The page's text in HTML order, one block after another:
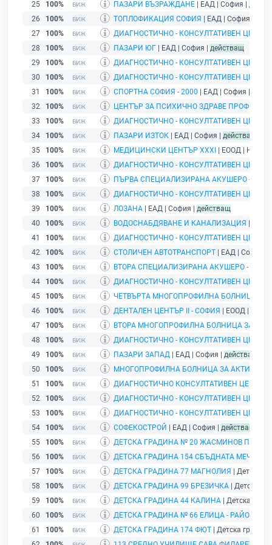
25
100% ПАЗАРИ ВЪЗРАЖДАНЕ | ЕАД | София |
26
100% ТОПЛОФИКАЦИЯ СОФИЯ | ЕАД | София |
27
100%
ДИАГНОСТИЧНО - КОНСУЛТАТИВЕН ЦЕНТЪР
28
100% ПАЗАРИ ЮГ | ЕАД | София | действащ
29
100%
ДИАГНОСТИЧНО - КОНСУЛТАТИВЕН ЦЕНТЪР
30
100%
ДИАГНОСТИЧНО - КОНСУЛТАТИВЕН
31
100% СПОРТНА СОФИЯ - 2000 | ЕАД | София |
32
100%
ЦЕНТЪР ЗА ПСИХИЧНО ЗДРАВЕ ПРОФ. Н.
33
100%
ДИАГНОСТИЧНО - КОНСУЛТАТИВЕН
34
100% ПАЗАРИ ИЗТОК | ЕАД | София | действащ
35
100% МЕДИЦИНСКИ ЦЕНТЪР ХХХI
| ЕООД | Нови
36
100%
ДИАГНОСТИЧНО - КОНСУЛТАТИВЕН
37
100%
ПЪРВА СПЕЦИАЛИЗИРАНА АКУШЕРО -
38
100%
ДИАГНОСТИЧНО - КОНСУЛТАТИВЕН
39
100% ЛОЗАНА | ЕАД | София | действащ
40
100% ВОДОСНАБДЯВАНЕ И КАНАЛИЗАЦИЯ
41
100%
ДИАГНОСТИЧНО - КОНСУЛТАТИВЕН
42
100% СТОЛИЧЕН АВТОТРАНСПОРТ | ЕАД | София |
43
100%
ВТОРА СПЕЦИАЛИЗИРАНА АКУШЕРО -
44
100%
ДИАГНОСТИЧНО - КОНСУЛТАТИВЕН
45
100%
ЧЕТВЪРТА МНОГОПРОФИЛНА БОЛНИЦА ЗА
46
100% ДЕНТАЛЕН ЦЕНТЪР II - СОФИЯ
| ЕООД |
47
100%
ВТОРА МНОГОПРОФИЛНА БОЛНИЦА ЗА
48
100%
ДИАГНОСТИЧНО - КОНСУЛТАТИВЕН ЦЕНТЪР
49
100% ПАЗАРИ ЗАПАД | ЕАД | София | действащ
50
100%
МНОГОПРОФИЛНА БОЛНИЦА ЗА АКТИВНО
51
100%
ДИАГНОСТИЧНО КОНСУЛТАТИВЕН ЦЕНТЪР
52
100%
ДИАГНОСТИЧНО - КОНСУЛТАТИВЕН
53
100%
ДИАГНОСТИЧНО - КОНСУЛТАТИВЕН
54
100% СОФЕКОСТРОЙ | ЕАД | София | действащ
55
100% ДЕТСКА ГРАДИНА № 20 ЖАСМИНОВ ПАРК
56
100% ДЕТСКА ГРАДИНА 154 СБЪДНАТА МЕЧТА
57
100% ДЕТСКА ГРАДИНА 77 МАГНОЛИЯ
| Детска
58
100% ДЕТСКА ГРАДИНА 99 БРЕЗИЧКА | Детска
59
100% ДЕТСКА ГРАДИНА 44 КАЛИНА | Детска
60
100%
ДЕТСКА ГРАДИНА № 66 ЕЛИЦА - РАЙОН
61
100% ДЕТСКА ГРАДИНА 174 ФЮТ | Детска